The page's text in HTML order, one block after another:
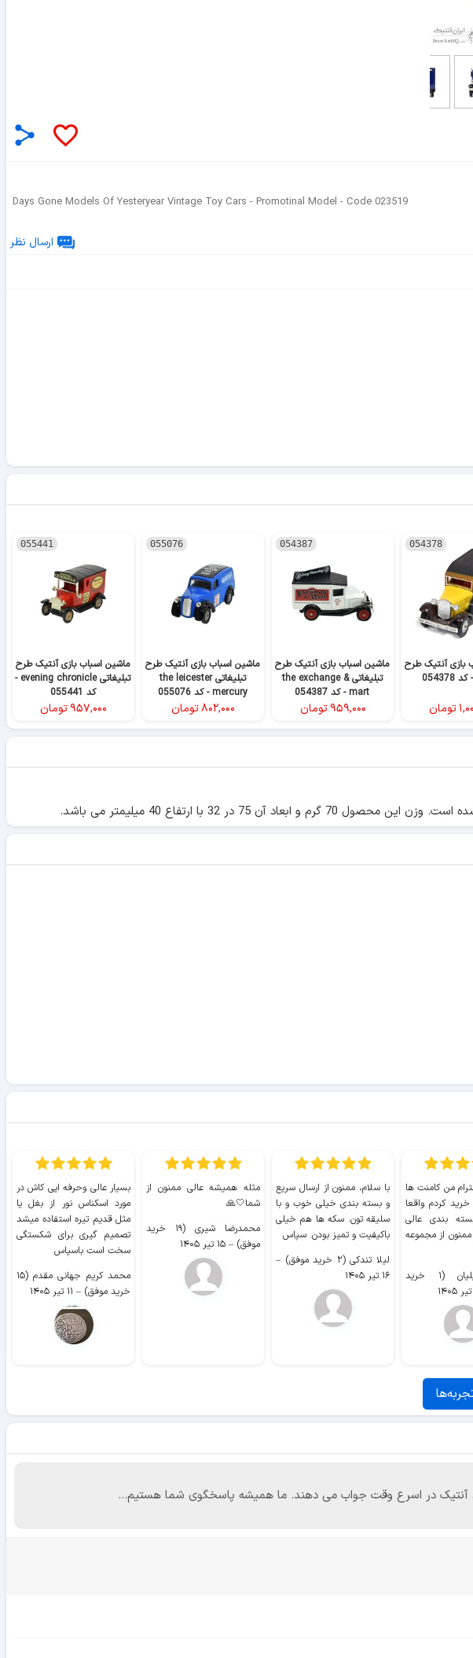
Days Gone Models Of Yesteryear Vintage Toy Cars - Promotinal Model - Code 023519
ارسال نظر
054378
بازی آنتیک طرح
تومان
054387
ماشین اسباب بازی آنتیک طرح
تبلیغاتی the exchange &
mart - کد 054387
۹۵۹,۰۰۰ تومان
055076
ماشین اسباب بازی آنتیک طرح
تبلیغاتی the leicester
mercury - کد 055076
۸۰۲,۰۰۰تومان
055441
ماشین اسباب بازی آنتیک طرح
تبلیغاتی evening chronicle -
کد 055441
۹۵۷,۰۰۰تومان
من کامنت ها
کردم واقعا
بندی عالی
از مجموعه
حامد جلیلیان (۱ خرید
با سلام، ممنون از ارسال سریع
و بسته بندی خیلی خوب و با
سلیقه تون. سکه ها هم خیلی
باکیفیت و تمیز بودن. سپاس
لیلا تندکی (۲ خرید موفق)
–
۱۶ تیر ۱۴۰۵
مثله همیشه عالی ممنون از
شما🤍🙏
محمدرضا شیری (۱۹ خرید
موفق) – ۱۵ تیر ۱۴۰۵
بسیار عالی وحرفه ایی کاش در
مورد اسکناس نور از بغل یا
مثل قدیم تیره استفاده میشد
تصمیم گیری برای شکستگی
سخت است باسپاس
محمد کریم جهانی مقدم (۱۵
خرید موفق) – ۱۱ تیر ۱۴۰۵
آنتیک در اسرع وقت جواب می دهند. ما همیشه پاسخگوی شما هستیم...